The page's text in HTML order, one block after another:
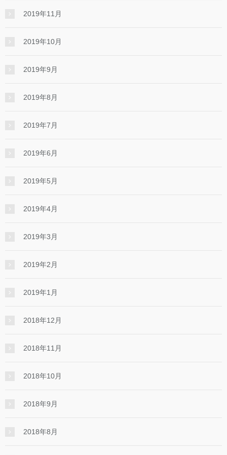
2019年11月
2019年10月
2019年9月
2019年8月
2019年7月
2019年6月
2019年5月
2019年4月
2019年3月
2019年2月
2019年1月
2018年12月
2018年11月
2018年10月
2018年9月
2018年8月